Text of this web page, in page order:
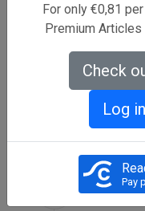
For only €0,81
Premium Articles
Check
Log
Pay
Donec sed
pharetra
ultricies
erat a ante
aliquet.